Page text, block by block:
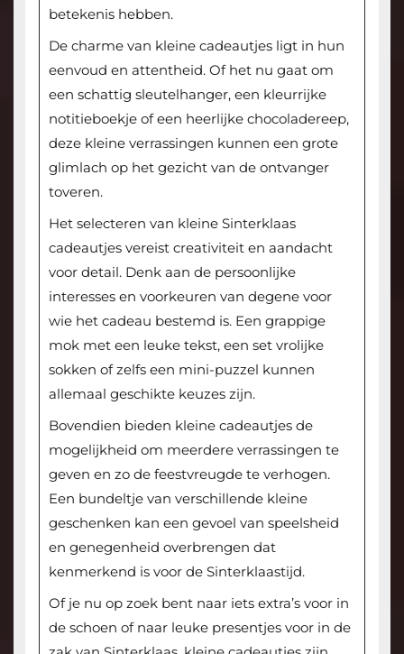
betekenis hebben.
De charme van kleine cadeautjes ligt in hun
eenvoud en attentheid. Of het nu gaat om
een schattig sleutelhanger, een kleurrijke
notitieboekje of een heerlijke chocoladereep,
deze kleine verrassingen kunnen een grote
glimlach op het gezicht van de ontvanger
toveren.
Het selecteren van kleine Sinterklaas
cadeautjes vereist creativiteit en aandacht
voor detail. Denk aan de persoonlijke
interesses en voorkeuren van degene voor
wie het cadeau bestemd is. Een grappige
mok met een leuke tekst, een set vrolijke
sokken of zelfs een mini-puzzel kunnen
allemaal geschikte keuzes zijn.
Bovendien bieden kleine cadeautjes de
mogelijkheid om meerdere verrassingen te
geven en zo de feestvreugde te verhogen.
Een bundeltje van verschillende kleine
geschenken kan een gevoel van speelsheid
en genegenheid overbrengen dat
kenmerkend is voor de Sinterklaastijd.
Of je nu op zoek bent naar iets extra’s voor in
de schoen of naar leuke presentjes voor in de